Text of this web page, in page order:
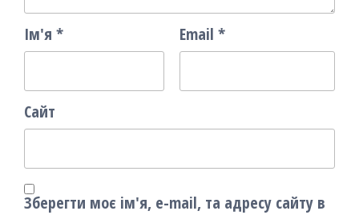
Ім'я * Email *
Сайт
Зберегти моє ім'я, e-mail, та адресу сайту в